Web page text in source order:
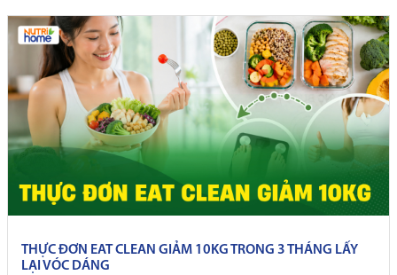
THỰC ĐƠN EAT CLEAN GIẢM 10KG TRONG 3 THÁNG LẤY
LẠI VÓC DÁNG